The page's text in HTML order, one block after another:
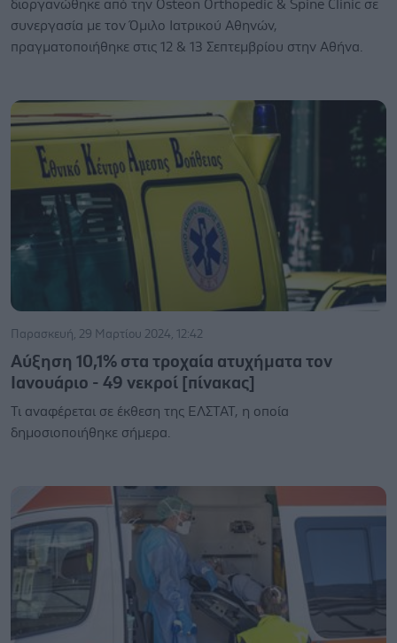
διοργανώθηκε από την Osteon Orthopedic & Spine Clinic σε
συνεργασία με τον Όμιλο Ιατρικού Αθηνών,
πραγματοποιήθηκε στις 12 & 13 Σεπτεμβρίου στην Αθήνα.
Παρασκευή, 29 Μαρτίου 2024, 12:42
Αύξηση 10,1% στα τροχαία ατυχήματα τον
Ιανουάριο - 49 νεκροί [πίνακας]
Τι αναφέρεται σε έκθεση της ΕΛΣΤΑΤ, η οποία
δημοσιοποιήθηκε σήμερα.